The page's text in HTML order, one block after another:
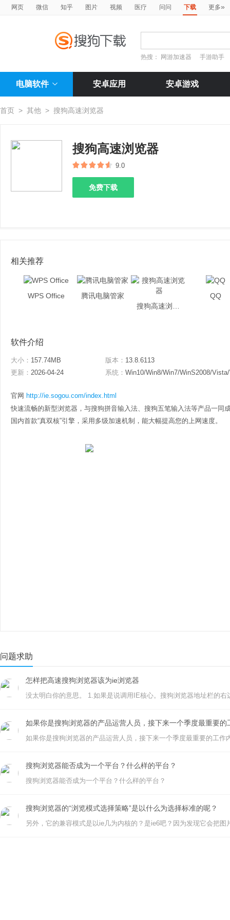
网页 微信 知乎 图片 视频 医疗 问问 下载 更多»
热搜： 网游加速器 手游助手
电脑软件 安卓应用 安卓游戏
首页 > 其他 > 搜狗高速浏览器
搜狗高速浏览器
9.0
免费下载
相关推荐
WPS Office
腾讯电脑管家
QQ
软件介绍
大小： 157.74MB 版本： 13.8.6113
更新： 2026-04-24 系统： Win10/Win8/Win7/WinS2008/
官网 http://ie.sogou.com/index.html
快速流畅的新型浏览器，与搜狗拼音输入法、搜狗五笔输入法等产品一同
国内首款“真双核”引擎，采用多级加速机制，能大幅提高您的上网速度。
问题求助
怎样把高速搜狗浏览器该为ie浏览器
如果你是搜狗浏览器的产品运营人员，接下来一个季度最重要的
如果你是搜狗浏览器的产品运营人员，接下来一个季度最重要的工作
搜狗浏览器能否成为一个平台？什么样的平台？
搜狗浏览器能否成为一个平台？什么样的平台？
搜狗浏览器的“浏览模式选择策略”是以什么为选择标准的呢？